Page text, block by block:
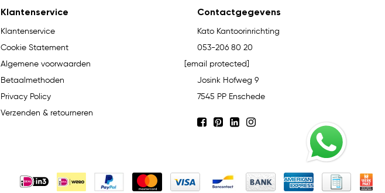
Klantenservice
Klantenservice
Cookie Statement
Algemene voorwaarden
Betaalmethoden
Privacy Policy
Verzenden & retourneren
Contactgegevens
Kato Kantoorinrichting
053-206 80 20
[email protected]
Josink Hofweg 9
7545 PP Enschede